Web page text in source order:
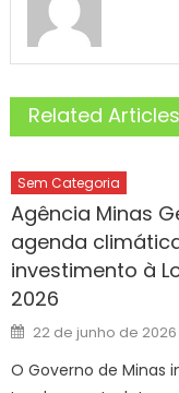
Related Articles
Sem Categoria
Agência Minas
agenda
investimento à
2026
Posted
on
22 de junho de 2026
O Governo de Minas